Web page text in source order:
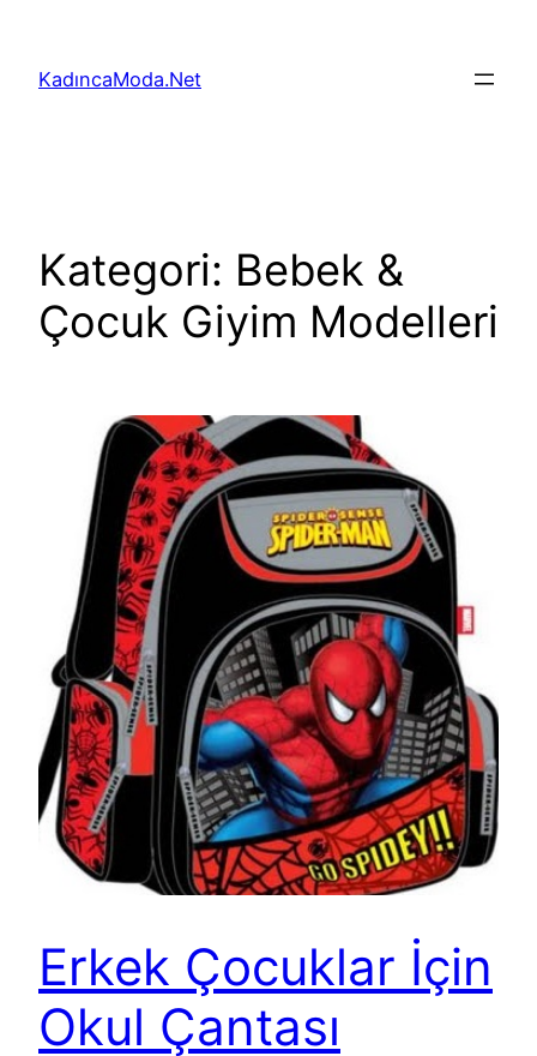
KadıncaModa.Net
Kategori: Bebek &
Çocuk Giyim Modelleri
Erkek Çocuklar İçin
Okul Çantası